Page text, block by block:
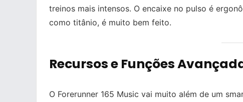
treinos mais intensos. O encaixe no pulso é
como titânio, é muito bem feito.
Recursos e Funções
O Forerunner 165 Music vai muito além de um